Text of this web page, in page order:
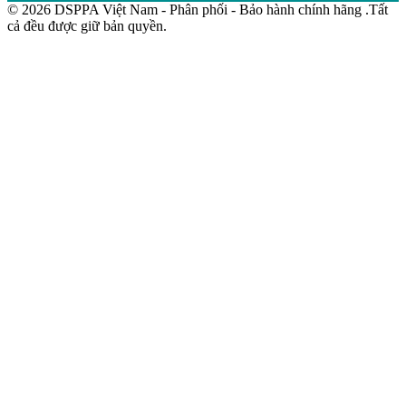
© 2026 DSPPA Việt Nam - Phân phối - Bảo hành chính hãng .Tất
cả đều được giữ bản quyền.